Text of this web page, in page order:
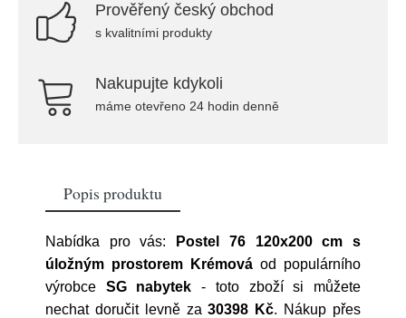
Prověřený český obchod
s kvalitními produkty
Nakupujte kdykoli
máme otevřeno 24 hodin denně
Popis produktu
Nabídka pro vás:
Postel 76 120x200 cm s
úložným prostorem Krémová od populárního
výrobce SG nabytek - toto zboží si můžete
nechat doručit levně za30398 Kč. Nákup přes